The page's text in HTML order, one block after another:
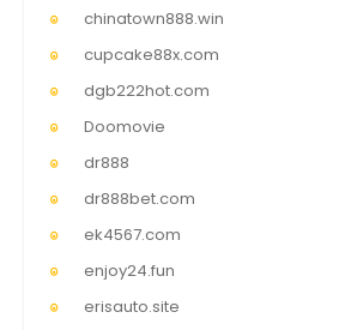
chinatown888.win
cupcake88x.com
dgb222hot.com
Doomovie
dr888
dr888bet.com
ek4567.com
enjoy24.fun
erisauto.site